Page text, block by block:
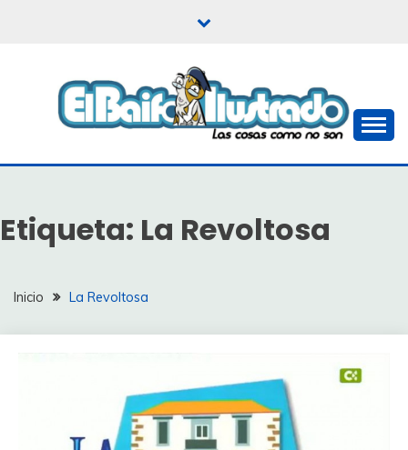
EL BAIFO ILUSTRADO
Etiqueta: La Revoltosa
Inicio La Revoltosa